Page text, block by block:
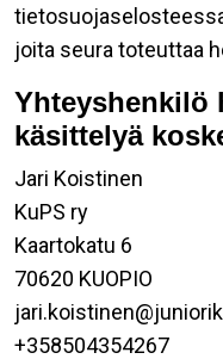
joita seura toteuttaa
Yhteyshenkilö
käsittelyä
Jari Koistinen
KuPS ry
Kaartokatu 6
70620 KUOPIO
+358504354267